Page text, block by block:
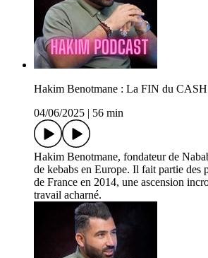
Hakim Benotmane : La FIN du
04/06/2025
56 min
Hakim Benotmane, fondateur de
de kebabs en Europe. Il fait partie des
de France en 2014, une ascension
travail acharné.